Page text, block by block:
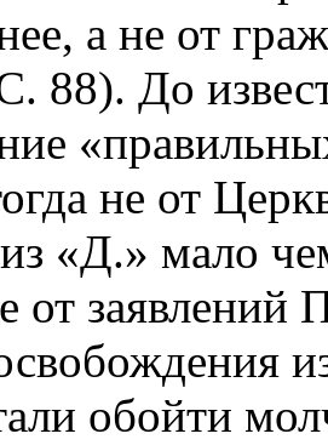
а не от
88). До
не от
«Д.» мало
от
обойти